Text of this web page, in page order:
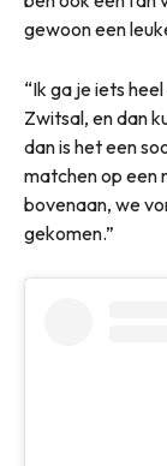
gewoon een
“Ik ga je iets
Zwitsal, en dan
dan is het een
matchen op een
bovenaan, we
gekomen.”